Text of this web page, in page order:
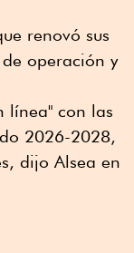
renovó sus
operación y
línea" con las
2026-2028,
dijo Alsea en